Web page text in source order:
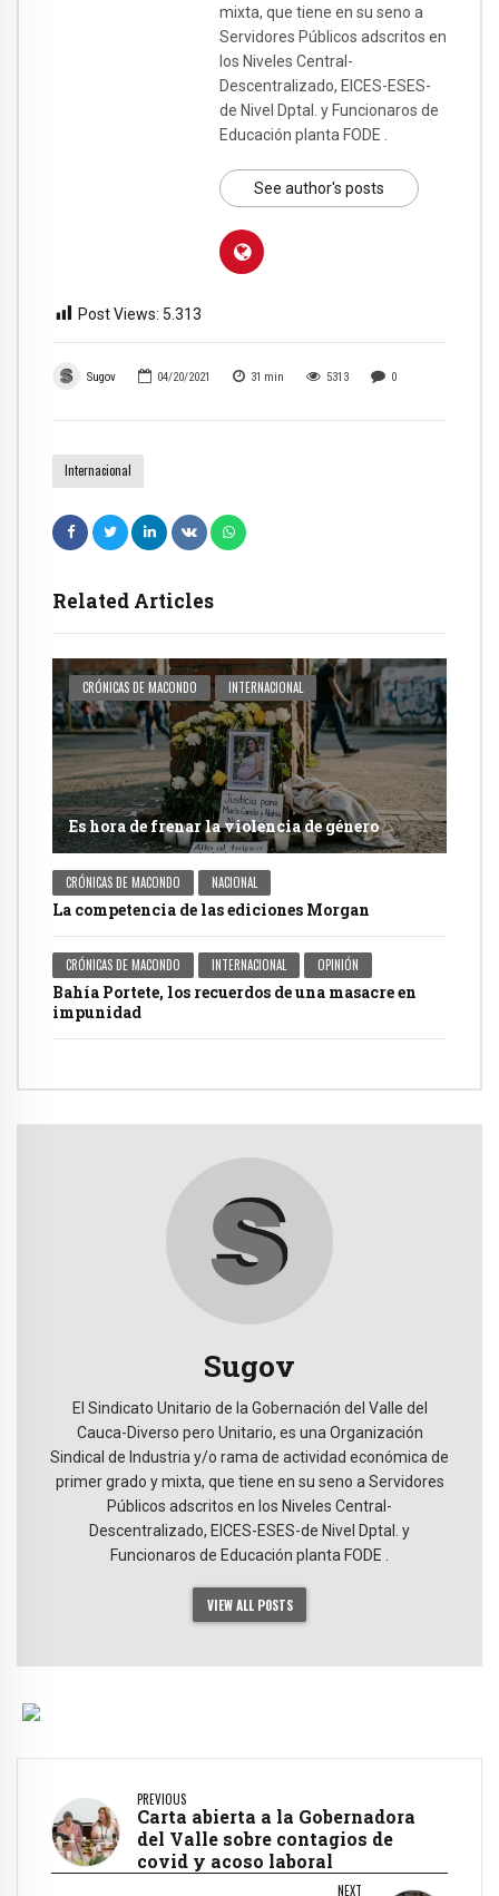
Sugov 04/20/2021 31 min 5313 0
Internacional
Related Articles
CRÓNICAS DE MACONDO INTERNACIONAL
Es hora de frenar la violencia de género
CRÓNICAS DE MACONDO NACIONAL
La competencia de las ediciones Morgan
CRÓNICAS DE MACONDO INTERNACIONAL OPINIÓN
Bahía Portete, los recuerdos de una masacre en
impunidad
mixta, que tiene en su seno a
Servidores Públicos adscritos en
los Niveles Central-
Descentralizado, EICES-ESES-
de Nivel Dptal. y Funcionaros de
Educación planta FODE .
See author's posts
Post Views: 5.313
Sugov
El Sindicato Unitario de la Gobernación del Valle del
Cauca-Diverso pero Unitario, es una Organización
Sindical de Industria y/o rama de actividad económica de
primer grado y mixta, que tiene en su seno a Servidores
Públicos adscritos en los Niveles Central-
Descentralizado, EICES-ESES-de Nivel Dptal. y
Funcionaros de Educación planta FODE .
VIEW ALL POSTS
PREVIOUS
Carta abierta a la Gobernadora
del Valle sobre contagios de
covid y acoso laboral
NEXT